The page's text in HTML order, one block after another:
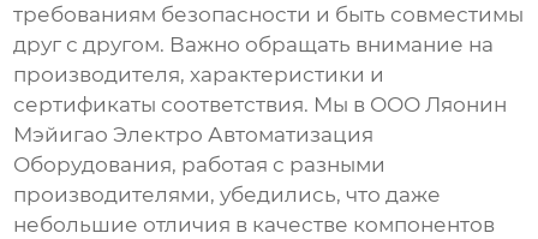
требованиям безопасности и быть совместимы
друг с другом. Важно обращать внимание на
производителя, характеристики и
сертификаты соответствия. Мы в ООО Ляонин
Мэйигао Электро Автоматизация
Оборудования, работая с разными
производителями, убедились, что даже
небольшие отличия в качестве компонентов